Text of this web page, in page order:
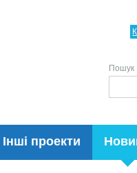
Інші проекти
Пошук